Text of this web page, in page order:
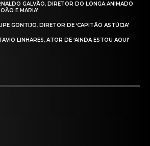
GALVÃO, DIRETOR DO LONGA ANIMADO
E MARIA’
GONTIJO, DIRETOR DE ‘CAPITÃO ASTÚCIA’
LINHARES, ATOR DE ‘AINDA ESTOU AQUI’